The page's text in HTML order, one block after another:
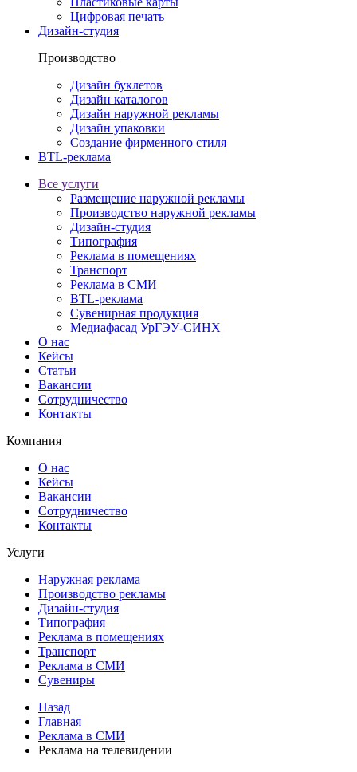
Цифровая печать
Дизайн-студия
Производство
Дизайн буклетов
Дизайн каталогов
Дизайн наружной рекламы
Дизайн упаковки
Создание фирменного стиля
BTL-реклама
Все услуги
Размещение наружной рекламы
Производство наружной рекламы
Дизайн-студия
Типография
Реклама в помещениях
Транспорт
Реклама в СМИ
BTL-реклама
Сувенирная продукция
Медиафасад УрГЭУ-СИНХ
О нас
Кейсы
Статьи
Вакансии
Сотрудничество
Контакты
Компания
О нас
Кейсы
Вакансии
Сотрудничество
Контакты
Услуги
Наружная реклама
Производство рекламы
Дизайн-студия
Типография
Реклама в помещениях
Транспорт
Реклама в СМИ
Сувениры
Назад
Главная
Реклама в СМИ
Реклама на телевидении